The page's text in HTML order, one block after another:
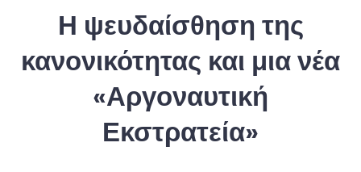
Η ψευδαίσθηση της
κανονικότητας και μια νέα
«Αργοναυτική
Εκστρατεία»